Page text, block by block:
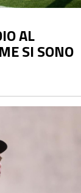
AL
SI SONO